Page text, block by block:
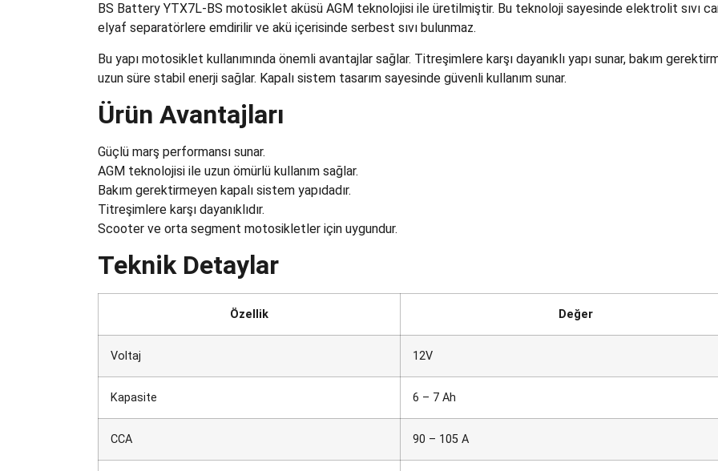
BS Battery YTX7L-BS motosiklet aküsü AGM teknolojisi ile üretilmiştir. Bu teknoloji sayesinde elektrolit sıvı
elyaf separatörlere emdirilir ve akü içerisinde serbest sıvı bulunmaz.
Bu yapı motosiklet kullanımında önemli avantajlar sağlar. Titreşimlere karşı dayanıklı yapı sunar, bakım
uzun süre stabil enerji sağlar. Kapalı sistem tasarım sayesinde güvenli kullanım sunar.
Ürün Avantajları
Güçlü marş performansı sunar.
AGM teknolojisi ile uzun ömürlü kullanım sağlar.
Bakım gerektirmeyen kapalı sistem yapıdadır.
Titreşimlere karşı dayanıklıdır.
Scooter ve orta segment motosikletler için uygundur.
Teknik Detaylar
Özellik Değer
Voltaj 12V
Kapasite 6 – 7 Ah
CCA 90 – 105 A